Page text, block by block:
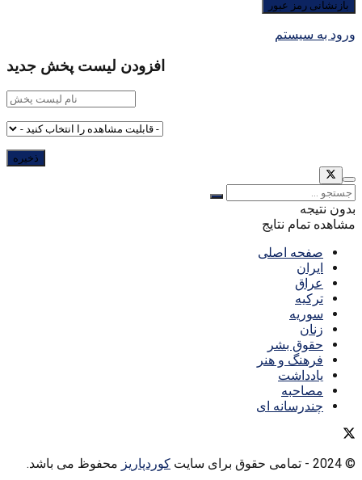
ورود به سیستم
افزودن لیست پخش جدید
بدون نتیجه
مشاهده تمام نتایج
صفحه اصلی
ایران
عراق
ترکیه
سوریه
زنان
حقوق بشر
فرهنگ و هنر
یادداشت
مصاحبه
چندرسانه ای
© 2024 - تمامی حقوق برای سایت کوردپاریز محفوظ می باشد.